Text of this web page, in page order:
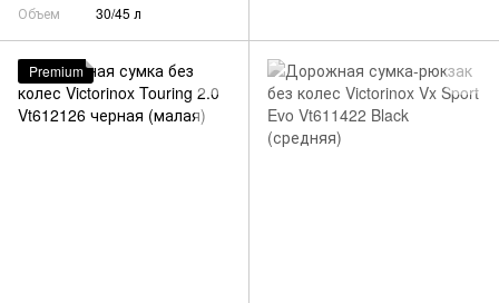
Объем
30/45 л
Premium